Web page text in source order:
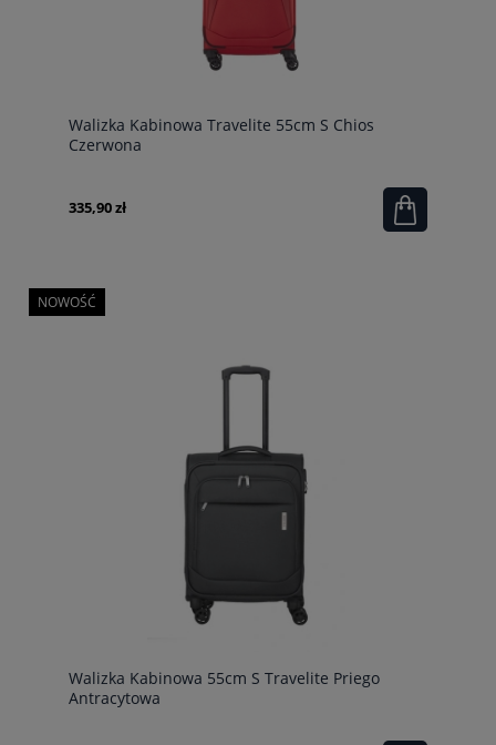
Walizka Kabinowa Travelite 55cm S Chios
Czerwona
335,90 zł
Walizka Kabinowa 55cm S Travelite Priego
Antracytowa
NOWOŚĆ